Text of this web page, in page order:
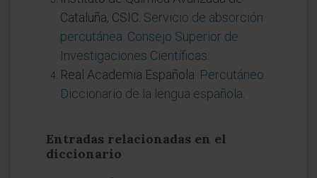
Cataluña, CSIC. Servicio de absorción
percutánea. Consejo Superior de
Investigaciones Científicas
Real Academia Española. Percutáneo.
Diccionario de la lengua española
Entradas relacionadas en el
diccionario